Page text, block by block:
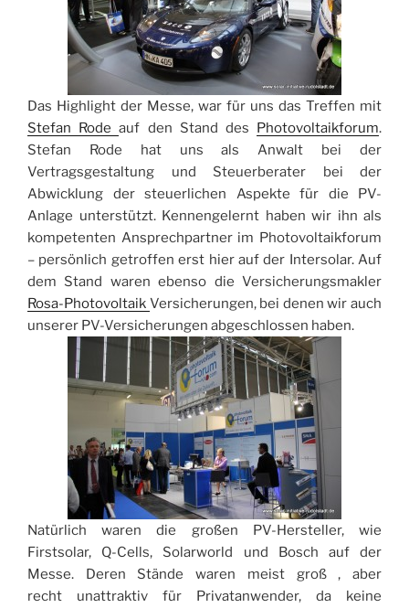
Das Highlight der Messe, war für uns das Treffen mit
Stefan Rodeauf den Stand des Photovoltaikforum.
Stefan Rode hat uns als Anwalt bei der
Vertragsgestaltung und Steuerberater bei der
Abwicklung der steuerlichen Aspekte für die PV-
Anlage unterstützt. Kennengelernt haben wir ihn als
kompetenten Ansprechpartner im Photovoltaikforum
– persönlich getroffen erst hier auf der Intersolar. Auf
dem Stand waren ebenso die Versicherungsmakler
Rosa-Photovoltaik Versicherungen, bei denen wir auch
unserer PV-Versicherungen abgeschlossen haben.
Natürlich waren die großen PV-Hersteller, wie
Firstsolar, Q-Cells, Solarworld und Bosch auf der
Messe. Deren Stände waren meist groß , aber
recht unattraktiv für Privatanwender, da keine